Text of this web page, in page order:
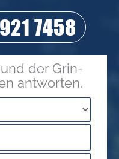
7458
der Grin-
antworten.